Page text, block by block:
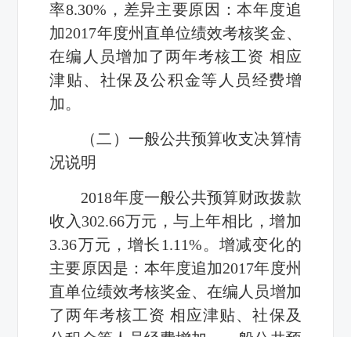
率8.30%，差异主要原因：本年度追
加2017年度州直单位绩效考核奖金、
在编人员增加了两年考核工资 相应
津贴、社保及公积金等人员经费增
加。
（二）一般公共预算收支决算情
况说明
2018年度一般公共预算财政拨款
收入302.66万元，与上年相比，增加
3.36万元，增长1.11%。增减变化的
主要原因是：本年度追加2017年度州
直单位绩效考核奖金、在编人员增加
了两年考核工资 相应津贴、社保及